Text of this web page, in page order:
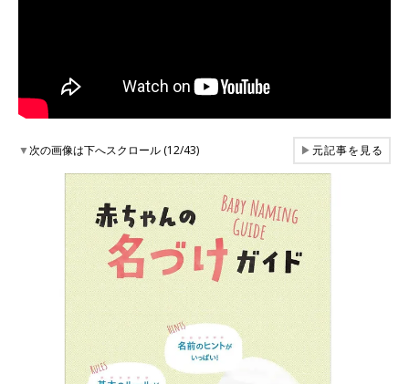
▼次の画像は下へスクロール (12/43) ▶元記事を見る